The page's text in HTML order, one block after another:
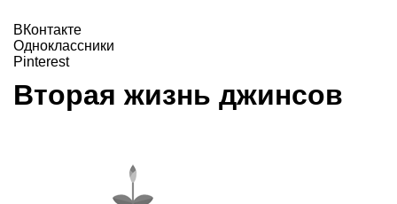
ВКонтакте
Одноклассники
Pinterest
Вторая жизнь джинсов